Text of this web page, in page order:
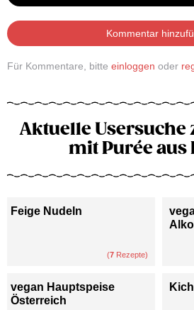
Kommentar
Für Kommentare, bitte einloggen oder
Aktuelle Usersuche
mit Purée aus
Feige Nudeln
(7 Rezepte)
vegan Hauptspeise
Österreich